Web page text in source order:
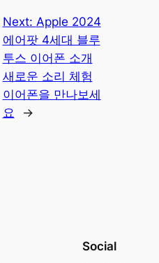
Next: Apple 2024
에어팟 4세대 블루
투스 이어폰 소개
새로운 소리 체험
이어폰을 만나보세
요
→
Social